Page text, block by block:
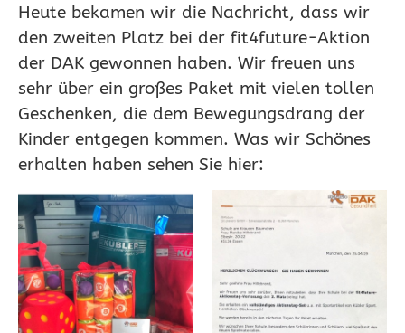
Heute bekamen wir die Nachricht, dass wir
den zweiten Platz bei der fit4future-Aktion
der DAK gewonnen haben. Wir freuen uns
sehr über ein großes Paket mit vielen tollen
Geschenken, die dem Bewegungsdrang der
Kinder entgegen kommen. Was wir Schönes
erhalten haben sehen Sie hier: